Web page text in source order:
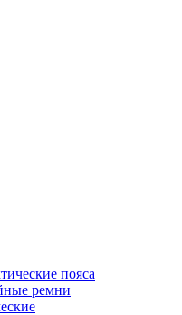
пояса
ремни